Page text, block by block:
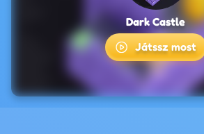
Dark Castle
Játssz most